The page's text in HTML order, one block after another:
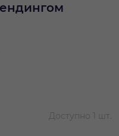
Доступно 1 шт.